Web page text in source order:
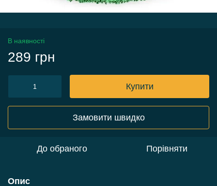
В наявності
289 грн
Купити
Замовити швидко
До обраного Порівняти
Опис